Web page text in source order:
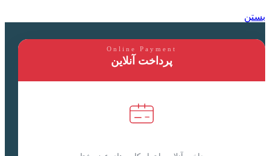
بستن
Online Payment
پرداخت آنلاین